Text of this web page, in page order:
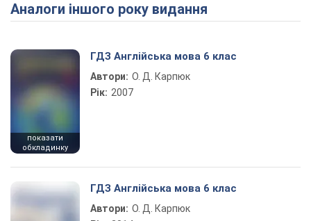
Play Video
Аналоги іншого року видання
показати
обкладинку
ГДЗ Англійська мова 6 клас
Автори: О. Д. Карпюк
Рік: 2007
ГДЗ Англійська мова 6 клас
Автори: О. Д. Карпюк